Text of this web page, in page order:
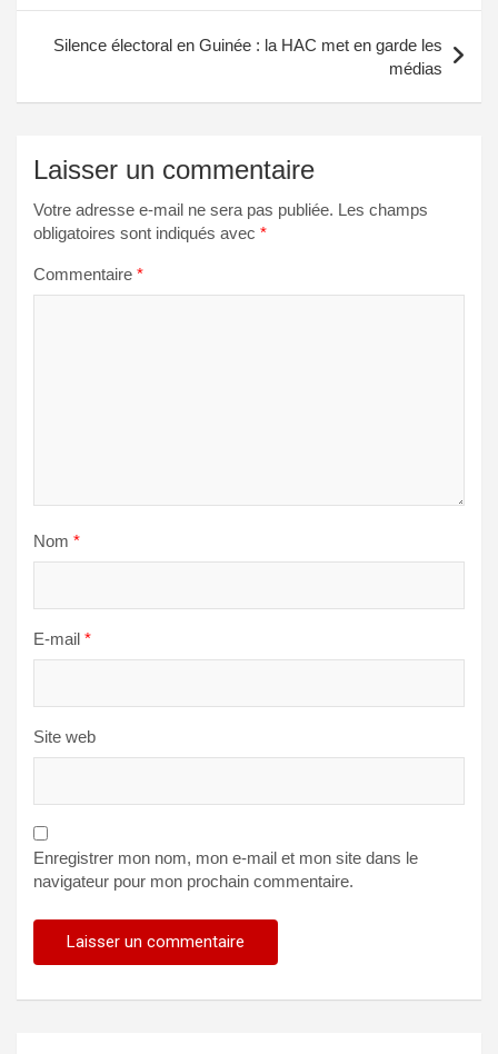
Silence électoral en Guinée : la HAC met en garde les
médias
Laisser un commentaire
Votre adresse e-mail ne sera pas publiée. Les champs
obligatoires sont indiqués avec *
Commentaire *
Nom *
E-mail *
Site web
Enregistrer mon nom, mon e-mail et mon site dans le
navigateur pour mon prochain commentaire.